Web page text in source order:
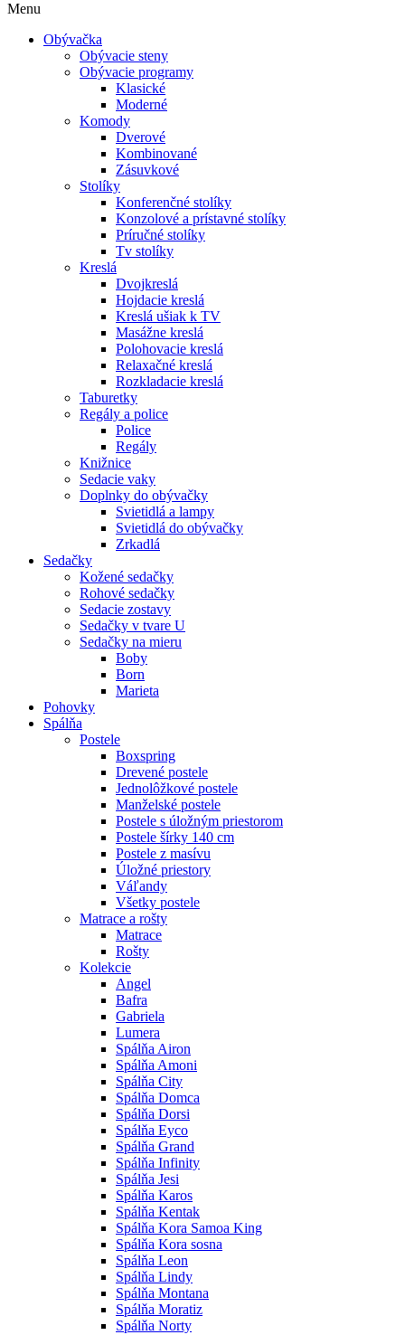
Menu
Obývačka
Obývacie steny
Obývacie programy
Klasické
Moderné
Komody
Dverové
Kombinované
Zásuvkové
Stolíky
Konferenčné stolíky
Konzolové a prístavné stolíky
Príručné stolíky
Tv stolíky
Kreslá
Dvojkreslá
Hojdacie kreslá
Kreslá ušiak k TV
Masážne kreslá
Polohovacie kreslá
Relaxačné kreslá
Rozkladacie kreslá
Taburetky
Regály a police
Police
Regály
Knižnice
Sedacie vaky
Doplnky do obývačky
Svietidlá a lampy
Svietidlá do obývačky
Zrkadlá
Sedačky
Kožené sedačky
Rohové sedačky
Sedacie zostavy
Sedačky v tvare U
Sedačky na mieru
Boby
Born
Marieta
Pohovky
Spálňa
Postele
Boxspring
Drevené postele
Jednolôžkové postele
Manželské postele
Postele s úložným priestorom
Postele šírky 140 cm
Postele z masívu
Úložné priestory
Váľandy
Všetky postele
Matrace a rošty
Matrace
Rošty
Kolekcie
Angel
Bafra
Gabriela
Lumera
Spálňa Airon
Spálňa Amoni
Spálňa City
Spálňa Domca
Spálňa Dorsi
Spálňa Eyco
Spálňa Grand
Spálňa Infinity
Spálňa Jesi
Spálňa Karos
Spálňa Kentak
Spálňa Kora Samoa King
Spálňa Kora sosna
Spálňa Leon
Spálňa Lindy
Spálňa Montana
Spálňa Moratiz
Spálňa Norty